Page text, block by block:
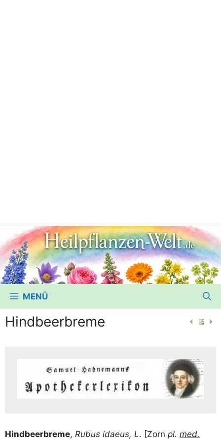
MENÜ
Hindbeerbreme
Hind­beer­bre­me, Rubus idae­us, L. [Zorn pl. med.